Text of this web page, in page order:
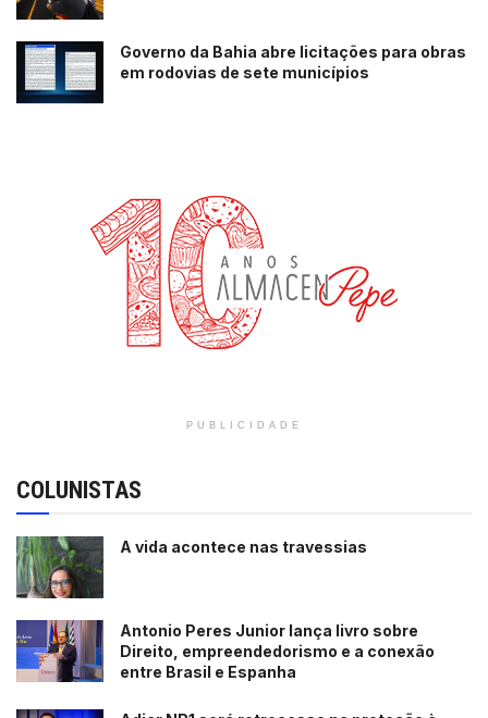
Governo da Bahia abre licitações para obras
em rodovias de sete municípios
PUBLICIDADE
COLUNISTAS
A vida acontece nas travessias
Antonio Peres Junior lança livro sobre
Direito, empreendedorismo e a conexão
entre Brasil e Espanha